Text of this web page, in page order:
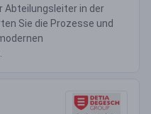
in der
Sie die Prozesse und